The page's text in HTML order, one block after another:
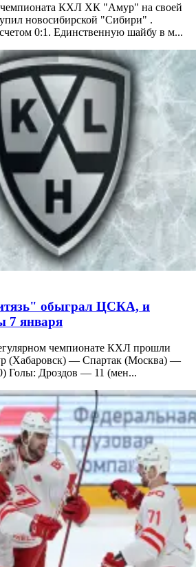
чемпионата КХЛ ХК "Амур" на своей
новосибирской "Сибири" .
0:1. Единственную шайбу в м...
обыграл ЦСКА, и
7 января
чемпионате КХЛ прошли
(Хабаровск) — Спартак (Москва) —
Голы: Дроздов — 11 (мен...